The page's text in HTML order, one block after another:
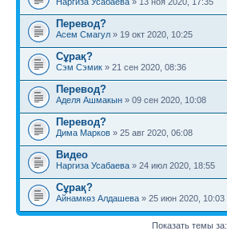
Перевод?
Асем Смагул » 19 окт 2020, 10:25
Сұрақ?
Сэм Сэмик » 21 сен 2020, 08:36
Перевод?
Аделя Ашмакын » 09 сен 2020, 10:08
Перевод?
Дима Марков » 25 авг 2020, 06:08
Видео
Наргиза Усабаева » 24 июл 2020, 18:55
Сұрақ?
Айнамкөз Алдашева » 25 июн 2020, 10:03
Показать темы за: